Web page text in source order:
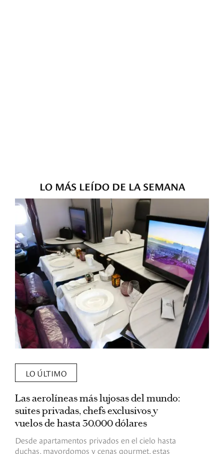
LO MÁS LEÍDO DE LA SEMANA
LO ÚLTIMO
Las aerolíneas más lujosas del mundo:
suites privadas, chefs exclusivos y
vuelos de hasta 30.000 dólares
Desde apartamentos privados en el cielo hasta
duchas, mayordomos y cenas gourmet, estas